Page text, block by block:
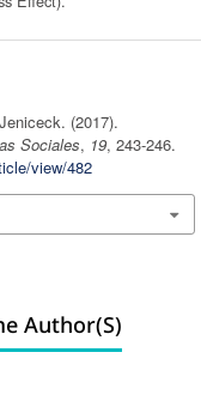
(2017).
Sociales, 19, 243-246.
view/482
Author(s)